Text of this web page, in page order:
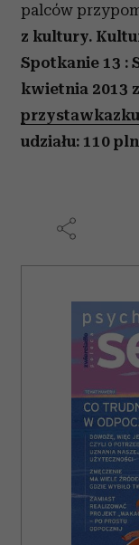
palców
z kultury.
Spotkanie 13 :
kwietnia 2013
udziału: 110 pln